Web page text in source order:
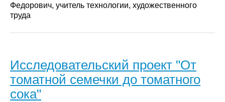
Федорович, учитель технологии, художественного
труда
Исследовательский проект "От
томатной семечки до томатного
сока"